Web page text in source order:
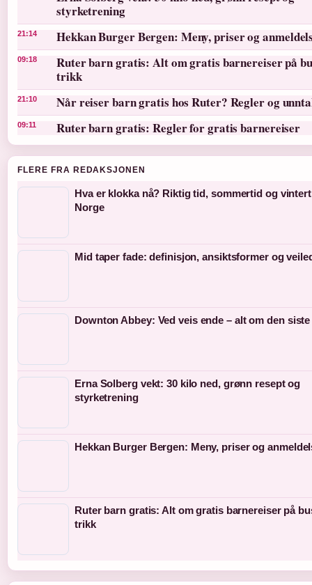
styrketrening
21:14 Hekkan Burger Bergen: Meny, priser og
09:18
Ruter barn gratis: Alt om gratis barnereiser på
trikk
21:10 Når reiser barn gratis hos Ruter? Regler og
09:11 Ruter barn gratis: Regler for gratis barnereiser
FLERE FRA REDAKSJONEN
Hva er klokka nå? Riktig tid, sommertid og
Norge
Mid taper fade: definisjon, ansiktsformer og
Downton Abbey: Ved veis ende – alt om den
Erna Solberg vekt: 30 kilo ned, grønn resept og
styrketrening
Hekkan Burger Bergen: Meny, priser og
Ruter barn gratis: Alt om gratis barnereiser på
trikk